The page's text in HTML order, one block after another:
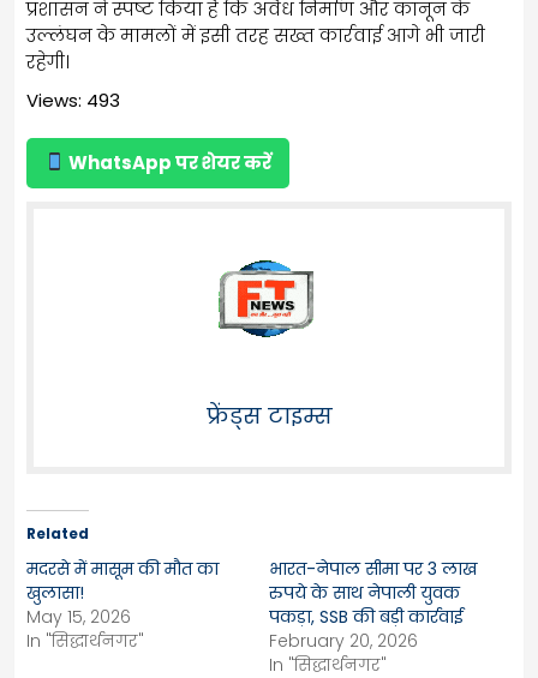
प्रशासन ने स्पष्ट किया है कि अवैध निर्माण और कानून के
उल्लंघन के मामलों में इसी तरह सख्त कार्रवाई आगे भी जारी
रहेगी।
Views: 493
WhatsApp पर शेयर करें
फ्रेंड्स टाइम्स
Related
मदरसे में मासूम की मौत का
खुलासा!
May 15, 2026
In "सिद्धार्थनगर"
भारत-नेपाल सीमा पर 3 लाख
रुपये के साथ नेपाली युवक
पकड़ा, SSB की बड़ी कार्रवाई
February 20, 2026
In "सिद्धार्थनगर"